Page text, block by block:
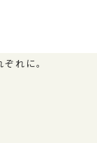
れに。